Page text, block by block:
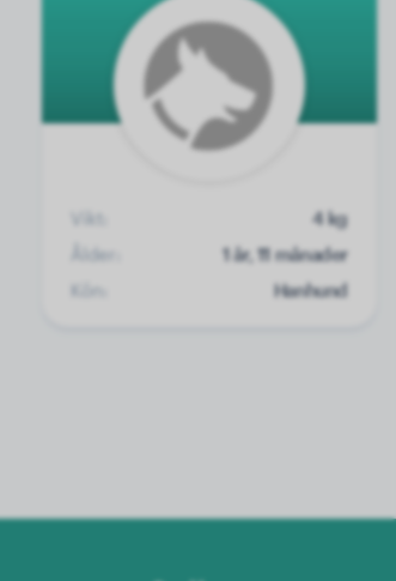
Vikt:
4 kg
Ålder:
1 år, 11 månader
Kön:
Hanhund